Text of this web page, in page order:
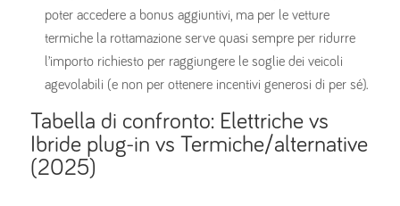
poter accedere a bonus aggiuntivi, ma per le vetture
termiche la rottamazione serve quasi sempre per ridurre
l’importo richiesto per raggiungere le soglie dei veicoli
agevolabili (e non per ottenere incentivi generosi di per sé).
Tabella di confronto: Elettriche vs
Ibride plug-in vs Termiche/alternative
(2025)